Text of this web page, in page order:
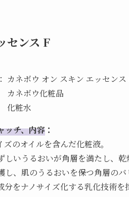
センス F
： カネボウ オン スキン エッセンス
カネボウ化粧品
化粧水
ッチ、内容 ：
ズのオイルを含んだ化粧液。
しいうるおいが角層を満たし、乾
し、肌のうるおいを保つ角層のバ
分をナノサイズ化する乳化技術を